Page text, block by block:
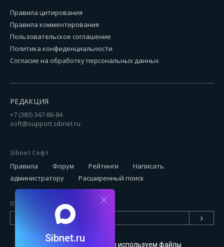
Правила цитирования
Правила комментирования
Пользовательское соглашение
Политика конфиденциальности
Согласие на обработку персональных данных
РЕДАКЦИЯ
+7 (383) 347-86-84
soft@support.sibnet.ru
Sibnet Софт
Правила Форум Рейтинги
Написать
администратору
Расширенный поиск
Подписаться на новинки
Чтобы сайт был удобным, мы используем файлы
Sibnet.ru